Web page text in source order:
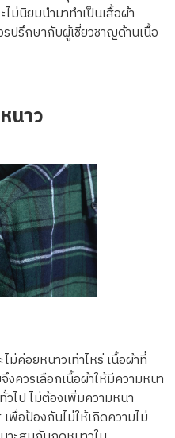
ม่นิยมนำมาทำเป็นเสื้อผ้า
ปรึกษากับผู้เชี่ยวชาญด้านเนื้อ
นาว
ค่อยหนาวเท่าไหร่ เนื้อผ้าที่
งควรเลือกเนื้อผ้าให้มีความหนา
ไป ไม่ต้องเพิ่มความหนา
พื่อป้องกันไม่ให้เกิดความไม่